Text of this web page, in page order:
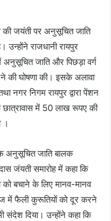
की जयंती पर अनुसूचित जाति
उन्होंने राजधानी रायपुर
जाति और पिछड़ा वर्ग
की घोषणा की। इसके अलावा
नगर निगम रायपुर द्वारा पेंशन
छात्रावास में 50 लाख रूपए की
।
अनुसूचित जाति बालक
जंयती समारोह में कहा कि
बचाने के लिए मानव-मानव
में फैली कुरूतियों को दूर करने
संदेश दिया। उन्होंने कहा कि